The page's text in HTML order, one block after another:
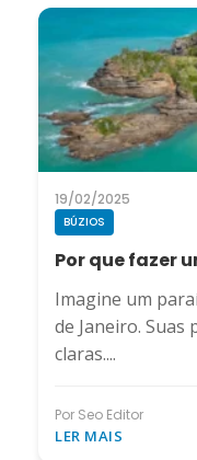
19/02/2025
BÚZIOS
Por que fazer
Imagine um
de Janeiro. Suas
claras....
Por Seo Editor
LER MAIS